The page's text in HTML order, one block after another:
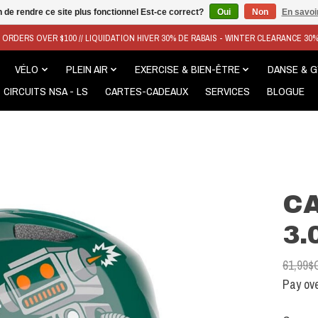
OVER $100 // LIQUIDATION HIVER 30% DE RABAIS - WINTER CLEARANCE
VÉLO PLEIN AIR EXERCISE & BIEN-ÊTRE
DANSE &
CIRCUITS NSA - LS
CARTES-CADEAUX SERVICES BLOGUE
Pay
de rendre ce site plus fonctionnel Est-ce correct? Oui Non En